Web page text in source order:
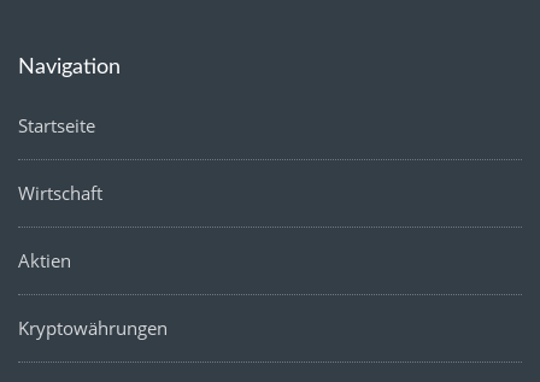
Navigation
Startseite
Wirtschaft
Aktien
Kryptowährungen